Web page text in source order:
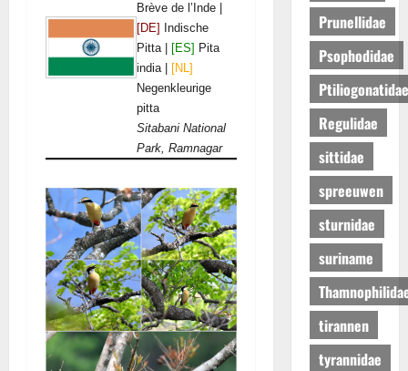
Brève de l’Inde |
[DE]
Indische
Pitta |
[ES] Pita
india |
[NL]
Negenkleurige
pitta
Sitabani National
Park, Ramnagar
Prunellidae
Psophodidae
Ptiliogonatidae
Regulidae
sittidae
spreeuwen
sturnidae
suriname
tirannen
tyrannidae